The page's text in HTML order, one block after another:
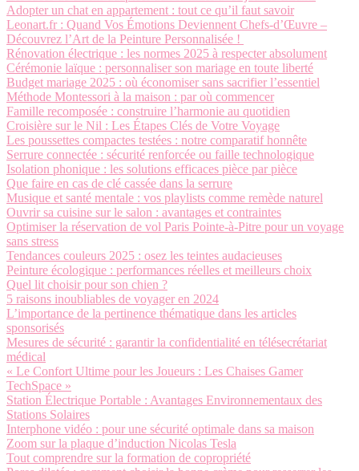
Adopter un chat en appartement : tout ce qu’il faut savoir
Leonart.fr : Quand Vos Émotions Deviennent Chefs-d’Œuvre –
Découvrez l’Art de la Peinture Personnalisée !
Rénovation électrique : les normes 2025 à respecter absolument
Cérémonie laïque : personnaliser son mariage en toute liberté
Budget mariage 2025 : où économiser sans sacrifier l’essentiel
Méthode Montessori à la maison : par où commencer
Famille recomposée : construire l’harmonie au quotidien
Croisière sur le Nil : Les Étapes Clés de Votre Voyage
Les poussettes compactes testées : notre comparatif honnête
Serrure connectée : sécurité renforcée ou faille technologique
Isolation phonique : les solutions efficaces pièce par pièce
Que faire en cas de clé cassée dans la serrure
Musique et santé mentale : vos playlists comme remède naturel
Ouvrir sa cuisine sur le salon : avantages et contraintes
Optimiser la réservation de vol Paris Pointe-à-Pitre pour un voyage
sans stress
Tendances couleurs 2025 : osez les teintes audacieuses
Peinture écologique : performances réelles et meilleurs choix
Quel lit choisir pour son chien ?
5 raisons inoubliables de voyager en 2024
L’importance de la pertinence thématique dans les articles
sponsorisés
Mesures de sécurité : garantir la confidentialité en télésecrétariat
médical
« Le Confort Ultime pour les Joueurs : Les Chaises Gamer
TechSpace »
Station Électrique Portable : Avantages Environnementaux des
Stations Solaires
Interphone vidéo : pour une sécurité optimale dans sa maison
Zoom sur la plaque d’induction Nicolas Tesla
Tout comprendre sur la formation de copropriété